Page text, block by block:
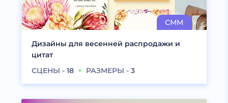
Дизайны для весенней распродажи и
цитат
СЦЕНЫ - 18 РАЗМЕРЫ - 3